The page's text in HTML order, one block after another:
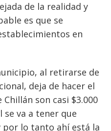
de la realidad y
es que se
en
al retirarse de
deja de hacer el
son casi $3.000
se va a tener que
lo tanto ahí está la